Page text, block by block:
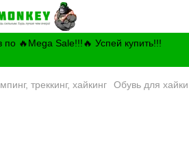
🔥Mega Sale!!!🔥 Успей купить!!!
треккинг, хайкинг Обувь для